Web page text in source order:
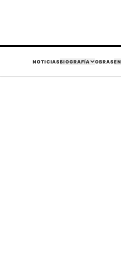
NOTICIASBIOGRAFÍA OBRAS